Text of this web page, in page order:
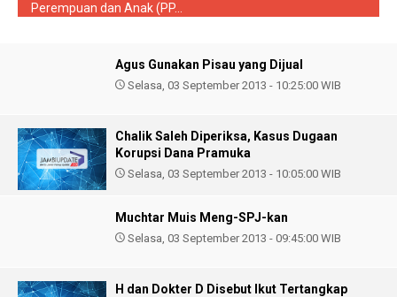
Perempuan dan Anak (PP...
Agus Gunakan Pisau yang Dijual
Selasa, 03 September 2013 - 10:25:00 WIB
Chalik Saleh Diperiksa, Kasus Dugaan
Korupsi Dana Pramuka
Selasa, 03 September 2013 - 10:05:00 WIB
Muchtar Muis Meng-SPJ-kan
Selasa, 03 September 2013 - 09:45:00 WIB
H dan Dokter D Disebut Ikut Tertangkap